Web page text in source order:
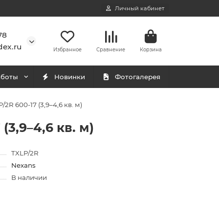
Личный кабинет
Избранное Сравнение Корзина
Новинки Фотогалерея
600-17 (3,9–4,6 кв. м)
кв. м)
TXLP/2R
Nexans
В наличии